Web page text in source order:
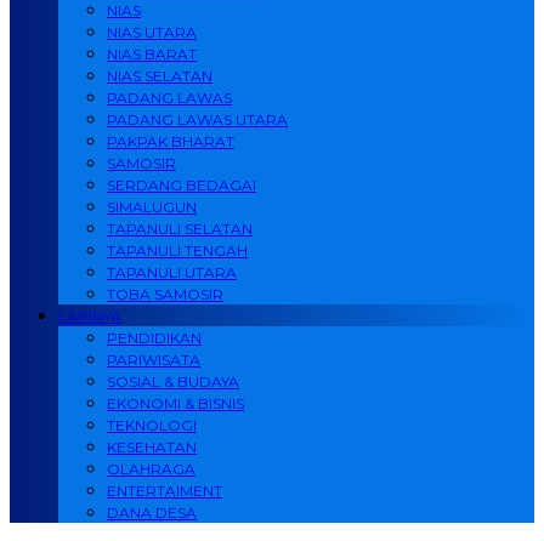
NIAS
NIAS UTARA
NIAS BARAT
NIAS SELATAN
PADANG LAWAS
PADANG LAWAS UTARA
PAKPAK BHARAT
SAMOSIR
SERDANG BEDAGAI
SIMALUGUN
TAPANULI SELATAN
TAPANULI TENGAH
TAPANULI UTARA
TOBA SAMOSIR
LAINNYA
PENDIDIKAN
PARIWISATA
SOSIAL & BUDAYA
EKONOMI & BISNIS
TEKNOLOGI
KESEHATAN
OLAHRAGA
ENTERTAIMENT
DANA DESA